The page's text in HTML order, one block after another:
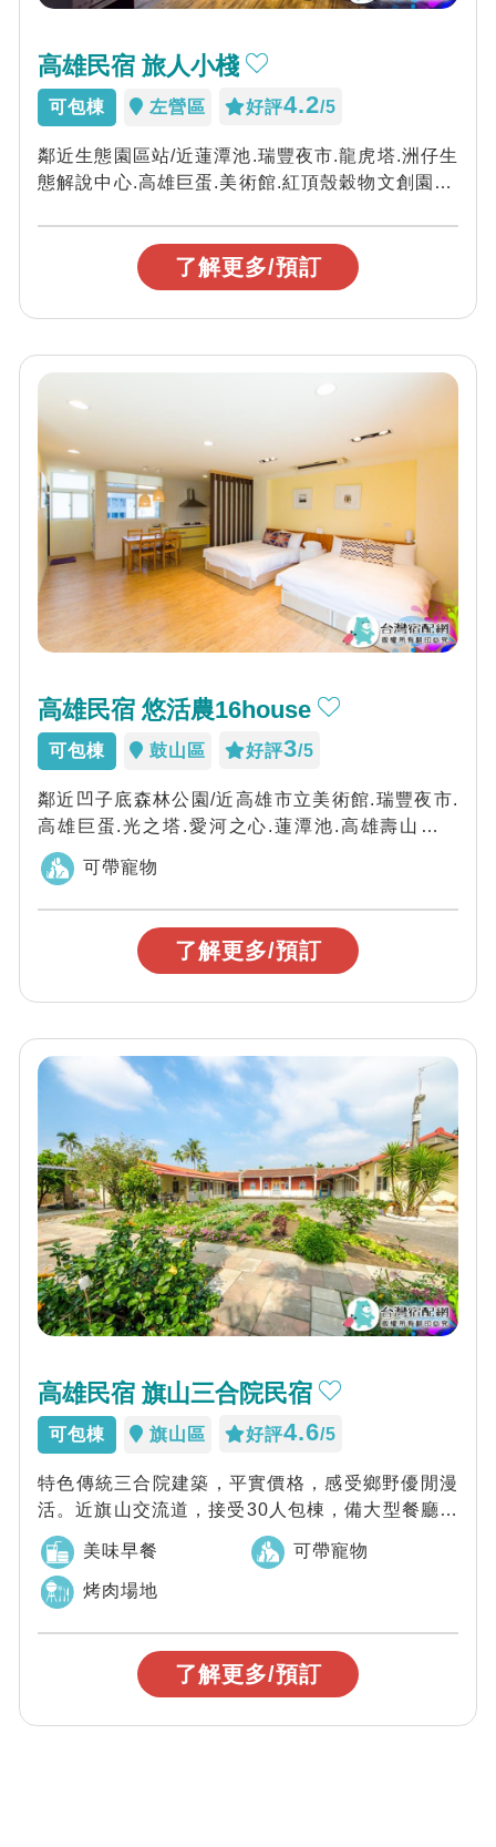
高雄民宿 旅人小棧
可包棟 左營區 好評4.2/5
鄰近生態園區站/近蓮潭池.瑞豐夜市.龍虎塔.洲仔生
態解說中心.高雄巨蛋.美術館.紅頂殼穀物文創園區.
了解更多/預訂
高雄民宿 悠活農16house
可包棟 鼓山區 好評3/5
鄰近凹子底森林公園/近高雄市立美術館.瑞豐夜市.
高雄巨蛋.光之塔.愛河之心.蓮潭池.高雄壽山動物
園.夢時代(高雄之眼)，歡迎您來玩...
可帶寵物
了解更多/預訂
高雄民宿 旗山三合院民宿
可包棟 旗山區 好評4.6/5
特色傳統三合院建築，平實價格，感受鄉野優閒漫
活。近旗山交流道，接受30人包棟，備大型餐廳空
間。可會議、歡唱、烤肉，還可以帶毛小孩同...
美味早餐 可帶寵物
烤肉場地
了解更多/預訂